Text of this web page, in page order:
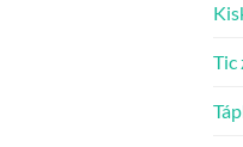
Tic